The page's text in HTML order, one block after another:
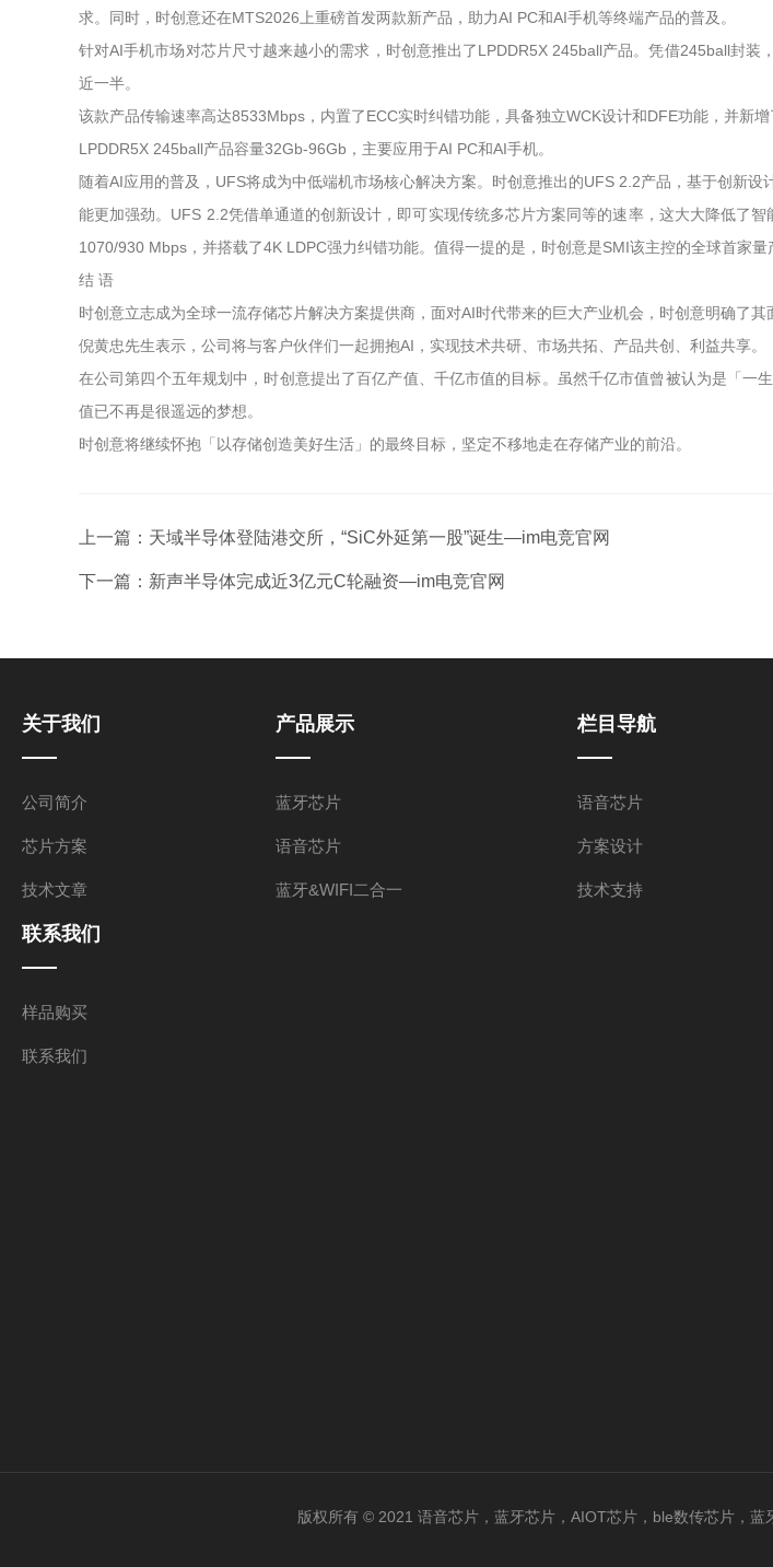
求。同时，时创意还在MTS2026上重磅首发两款新产品，助力AI PC和AI手机等终端产品的普及。
针对AI手机市场对芯片尺寸越来越小的需求，时创意推出了LPDDR5X 245ball产品。凭借245ball封
近一半。
该款产品传输速率高达8533Mbps，内置了ECC实时纠错功能，具备独立WCK设计和DFE功能，并新增
LPDDR5X 245ball产品容量32Gb-96Gb，主要应用于AI PC和AI手机。
随着AI应用的普及，UFS将成为中低端机市场核心解决方案。时创意推出的UFS 2.2产品，基于创新
能更加强劲。UFS 2.2凭借单通道的创新设计，即可实现传统多芯片方案同等的速率，这大大降低了
1070/930 Mbps，并搭载了4K LDPC强力纠错功能。值得一提的是，时创意是SMI该主控的全球首家量
结 语
时创意立志成为全球一流存储芯片解决方案提供商，面对AI时代带来的巨大产业机会，时创意明确了其
倪黄忠先生表示，公司将与客户伙伴们一起拥抱AI，实现技术共研、市场共拓、产品共创、利益共享。
在公司第四个五年规划中，时创意提出了百亿产值、千亿市值的目标。虽然千亿市值曾被认为是「
值已不再是很遥远的梦想。
时创意将继续怀抱「以存储创造美好生活」的最终目标，坚定不移地走在存储产业的前沿。
上一篇： 天域半导体登陆港交所，“SiC外延第一股”诞生—im电竞官网
下一篇： 新声半导体完成近3亿元C轮融资—im电竞官网
关于我们
公司简介
芯片方案
技术文章
产品展示
蓝牙芯片
语音芯片
蓝牙&WIFI二合一
栏目导航
语音芯片
方案设计
技术支持
联系我们
样品购买
联系我们
版权所有 © 2021 语音芯片，蓝牙芯片，AIOT芯片，ble数传芯片，